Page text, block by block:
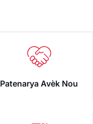
Patenarya Avèk Nou